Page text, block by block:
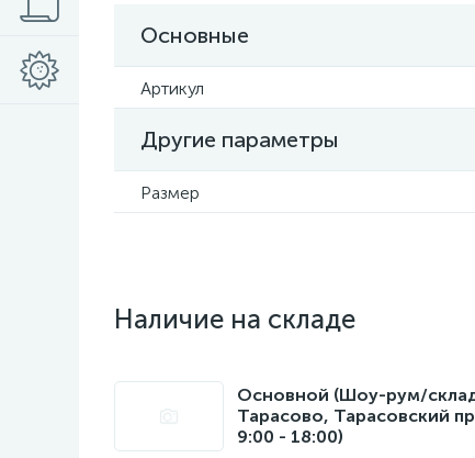
Основные
Артикул
Другие параметры
Размер
Наличие на складе
Основной (Шоу-рум/
Тарасово, Тарасовский
9:00 - 18:00)